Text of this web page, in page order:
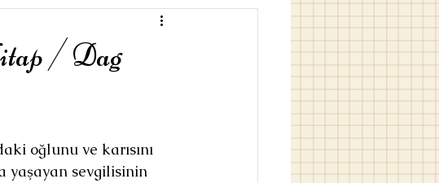
/ Dag
oğlunu ve karısını
yaşayan sevgilisinin